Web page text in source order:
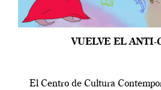
VUELVE EL ANTI-
El Centro de Cultura